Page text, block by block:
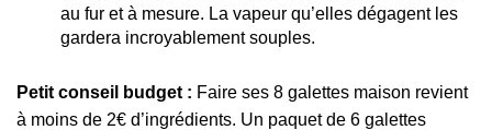
au fur et à mesure. La vapeur qu’elles dégagent les
gardera incroyablement souples.
Petit conseil budget : Faire ses 8 galettes maison revient
à moins de 2€ d’ingrédients. Un paquet de 6 galettes